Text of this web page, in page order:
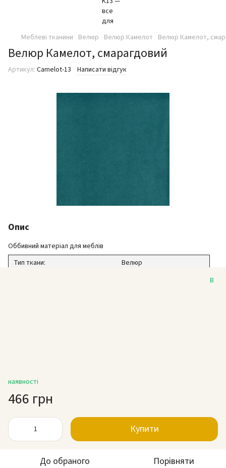
Меблеві тканини Велюр Велюр Камелот Велюр Камелот,
Велюр Камелот, смарагдовий
Артикул: Camelot-13 Написати відгук
Опис
Оббивний матеріал для меблів
Тип ткани:
Велюр
В
наявності
466 грн
Купити
До обраного Порівняти